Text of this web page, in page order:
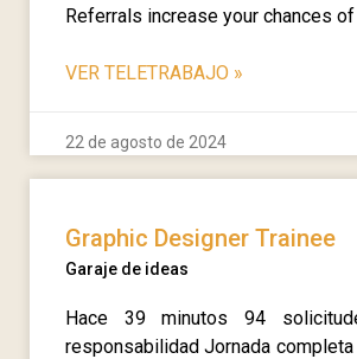
Referrals increase your chances
VER TELETRABAJO »
22 de agosto de 2024
Graphic Designer Trainee
Garaje de ideas
Hace 39 minutos 94
responsabilidad Jornada